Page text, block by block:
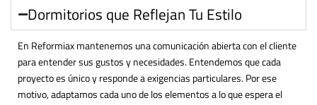
Dormitorios que Reflejan Tu Estilo
En Reformiax mantenemos una comunicación abierta con el cliente
para entender sus gustos y necesidades. Entendemos que cada
proyecto es único y responde a exigencias particulares. Por ese
motivo, adaptamos cada uno de los elementos a lo que espera el